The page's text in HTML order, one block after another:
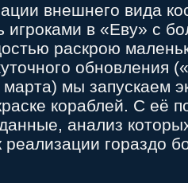
внешнего вида
игроками в «Еву» с
раскрою
обновления
мы запускаем
кораблей. С её
анализ
реализации гораздо